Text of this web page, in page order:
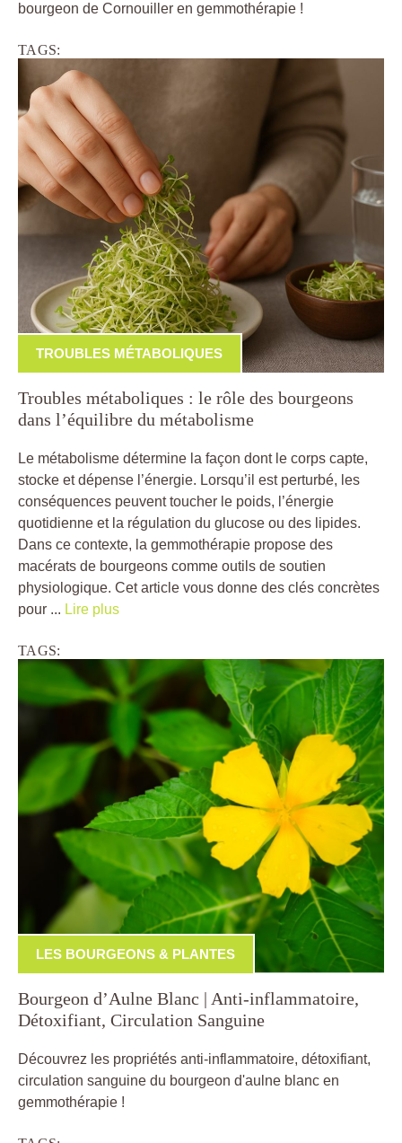
bourgeon de Cornouiller en gemmothérapie !
TAGS:
TROUBLES MÉTABOLIQUES
Troubles métaboliques : le rôle des bourgeons
dans l’équilibre du métabolisme
Le métabolisme détermine la façon dont le corps capte,
stocke et dépense l’énergie. Lorsqu’il est perturbé, les
conséquences peuvent toucher le poids, l’énergie
quotidienne et la régulation du glucose ou des lipides.
Dans ce contexte, la gemmothérapie propose des
macérats de bourgeons comme outils de soutien
physiologique. Cet article vous donne des clés concrètes
pour ... Lire plus
TAGS:
LES BOURGEONS & PLANTES
Bourgeon d’Aulne Blanc | Anti-inflammatoire,
Détoxifiant, Circulation Sanguine
Découvrez les propriétés anti-inflammatoire, détoxifiant,
circulation sanguine du bourgeon d'aulne blanc en
gemmothérapie !